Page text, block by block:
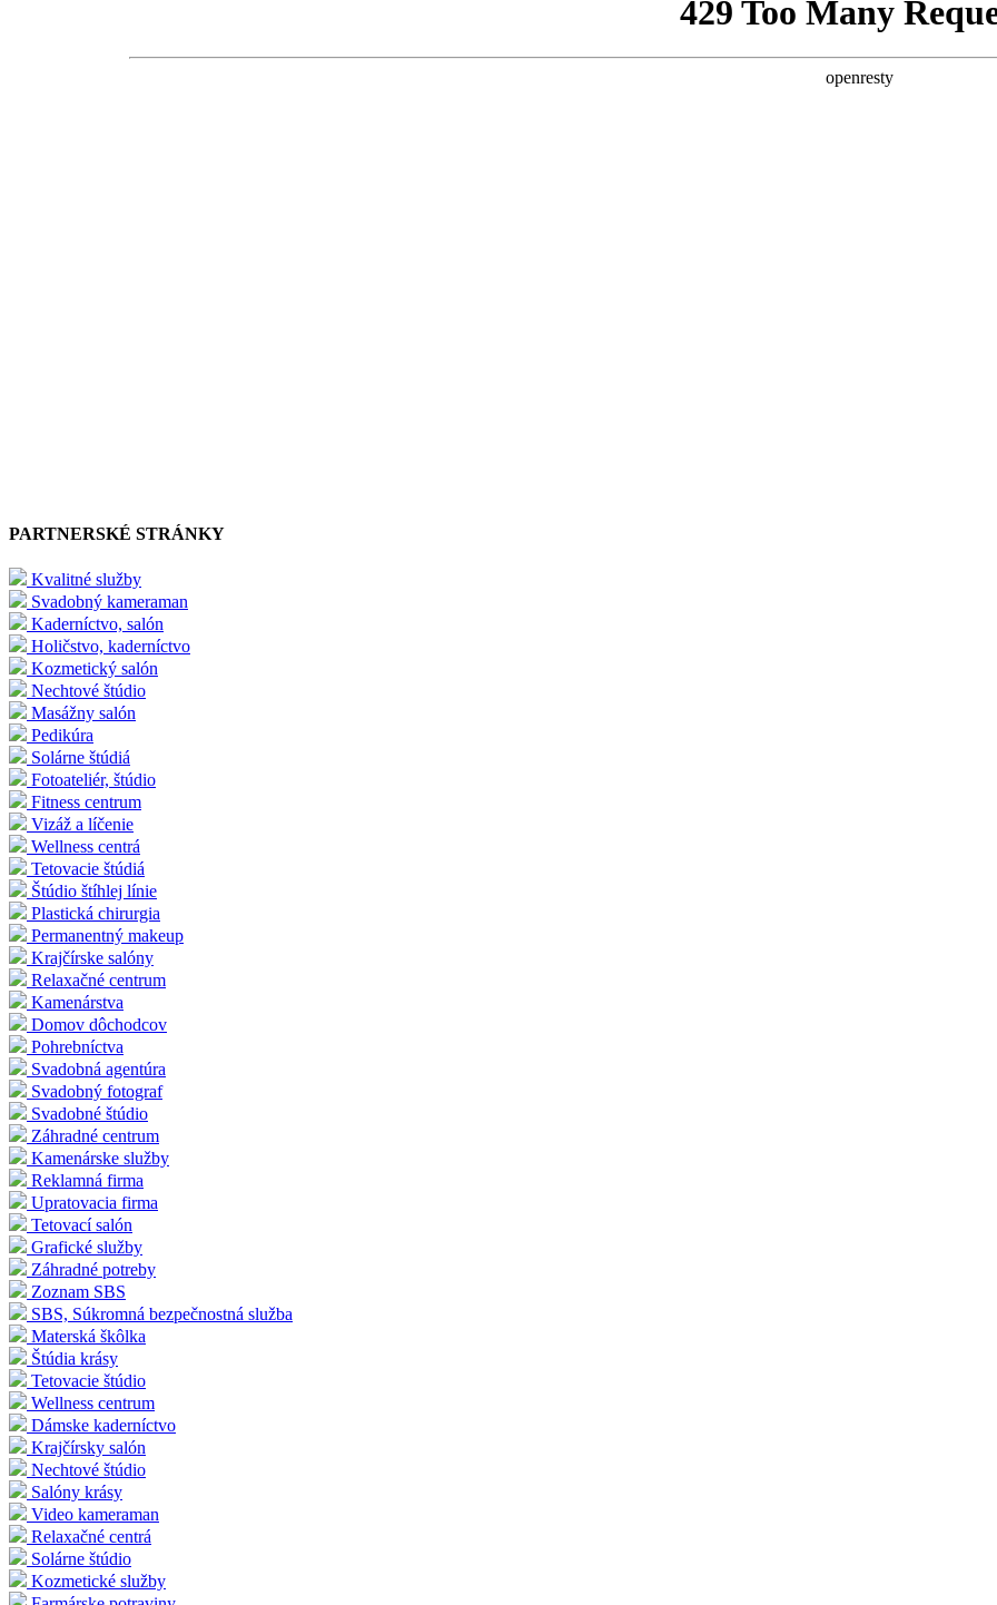
PARTNERSKÉ STRÁNKY
Kvalitné služby
Svadobný kameraman
Kaderníctvo, salón
Holičstvo, kaderníctvo
Kozmetický salón
Nechtové štúdio
Masážny salón
Pedikúra
Solárne štúdiá
Fotoateliér, štúdio
Fitness centrum
Vizáž a líčenie
Wellness centrá
Tetovacie štúdiá
Štúdio štíhlej línie
Plastická chirurgia
Permanentný makeup
Krajčírske salóny
Relaxačné centrum
Kamenárstva
Domov dôchodcov
Pohrebníctva
Svadobná agentúra
Svadobný fotograf
Svadobné štúdio
Záhradné centrum
Kamenárske služby
Reklamná firma
Upratovacia firma
Tetovací salón
Grafické služby
Záhradné potreby
Zoznam SBS
SBS, Súkromná bezpečnostná služba
Materská škôlka
Štúdia krásy
Tetovacie štúdio
Wellness centrum
Dámske kaderníctvo
Krajčírsky salón
Nechtové štúdio
Salóny krásy
Video kameraman
Relaxačné centrá
Solárne štúdio
Kozmetické služby